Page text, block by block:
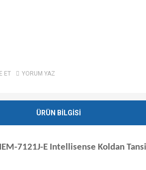
ET YORUM YAZ
ÜRÜN BİLGİSİ
7121J-E Intellisense Koldan